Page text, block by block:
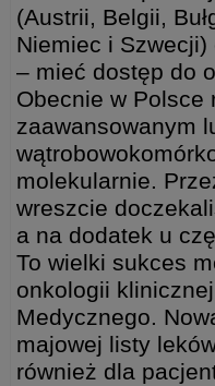
(Austrii, Belgii,
Niemiec i
– mieć dostęp do
Obecnie w Polsce
zaawansowanym
molekularnie.
wreszcie
a na dodatek u
To wielki sukces
onkologii
Medycznego.
majowej listy
również dla